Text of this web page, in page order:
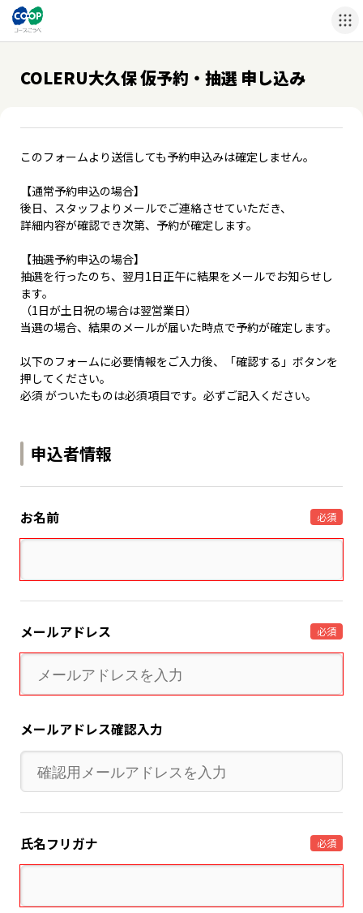
COLERU大久保 仮予約・抽選 申し込み
このフォームより送信しても予約申込みは確定しません。
【通常予約申込の場合】
後日、スタッフよりメールでご連絡させていただき、
詳細内容が確認でき次第、予約が確定します。
【抽選予約申込の場合】
抽選を行ったのち、翌月1日正午に結果をメールでお知らせし
ます。
（1日が土日祝の場合は翌営業日）
当選の場合、結果のメールが届いた時点で予約が確定します。
以下のフォームに必要情報をご入力後、「確認する」ボタンを
押してください。
必須 がついたものは必須項目です。必ずご記入ください。
申込者情報
お名前 必須
メールアドレス 必須
メールアドレス確認入力
氏名フリガナ 必須